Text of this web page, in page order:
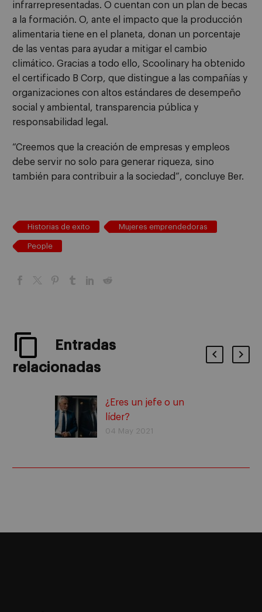
infrarrepresentadas. O cuentan con un plan de becas
a la formación. O, ante el impacto que la producción
alimentaria tiene en el planeta, donan un porcentaje
de las ventas para ayudar a mitigar el cambio
climático. Gracias a todo ello, Scoolinary ha obtenido
el certificado B Corp, que distingue a las compañías y
organizaciones con altos estándares de desempeño
social y ambiental, transparencia pública y
responsabilidad legal.
“Creemos que la creación de empresas y empleos
debe servir no solo para generar riqueza, sino
también para contribuir a la sociedad”, concluye Ber.
Historias de exito Mujeres emprendedoras
People
Entradas
relacionadas
¿Eres un jefe o un
líder?
04 May 2021